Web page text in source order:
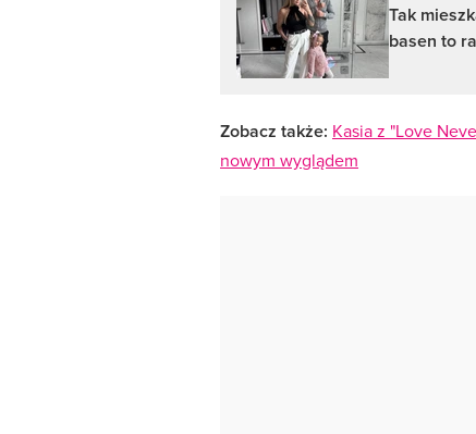
Tak
basen to
Zobacz także: Kasia z "Love
nowym wyglądem